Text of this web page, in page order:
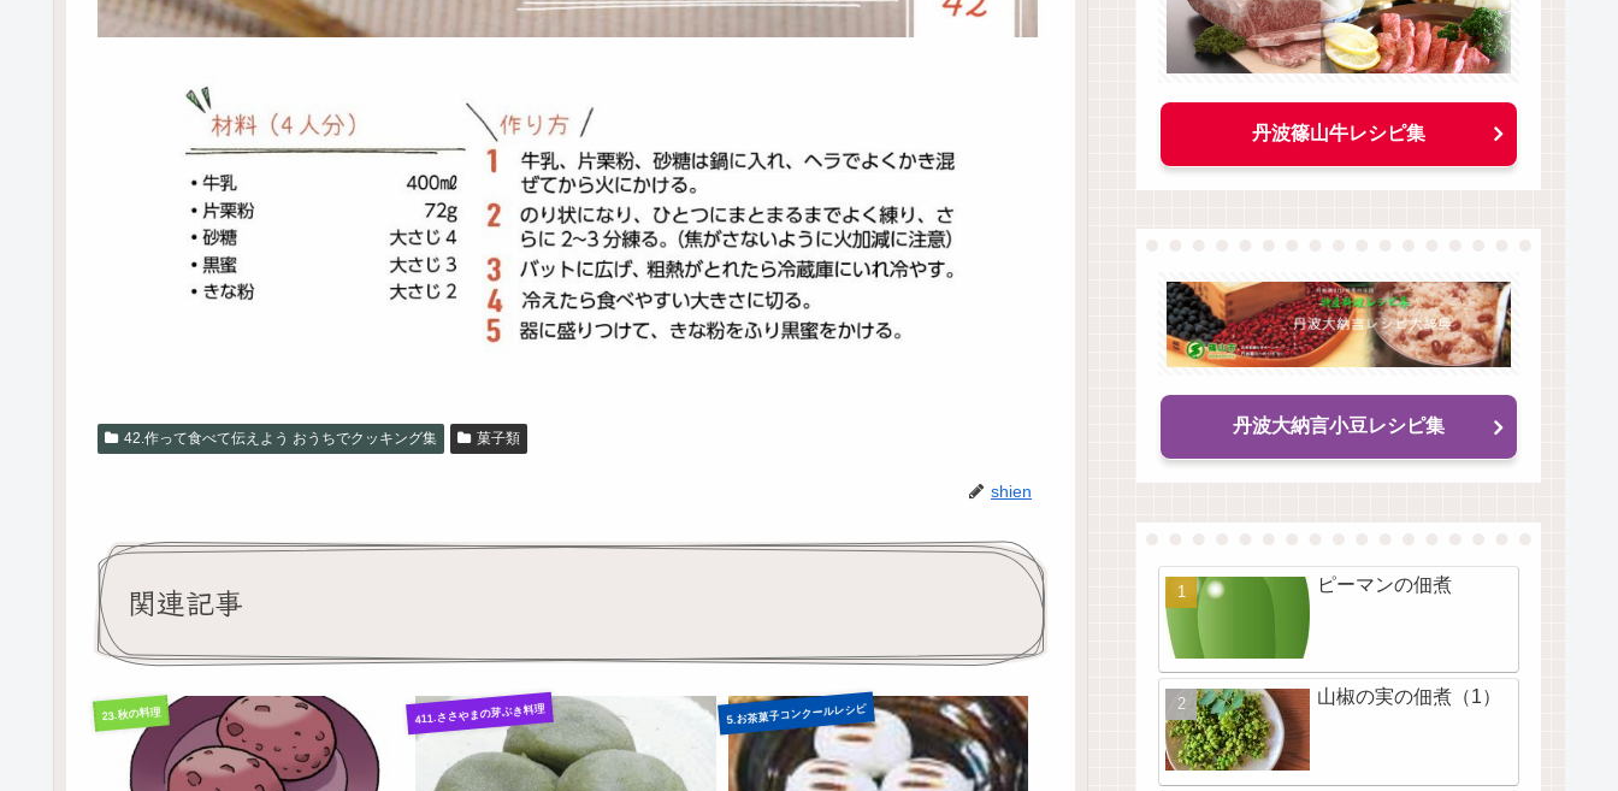
42.作って食べて伝えよう おうちでクッキング集 菓子類
shien
関連記事
23.秋の料理 411.ささやまの芽ぶき料理 5.お茶菓子コンクールレシピ
丹波篠山牛レシピ集
丹波大納言小豆レシピ集
ピーマンの佃煮
山椒の実の佃煮（1）